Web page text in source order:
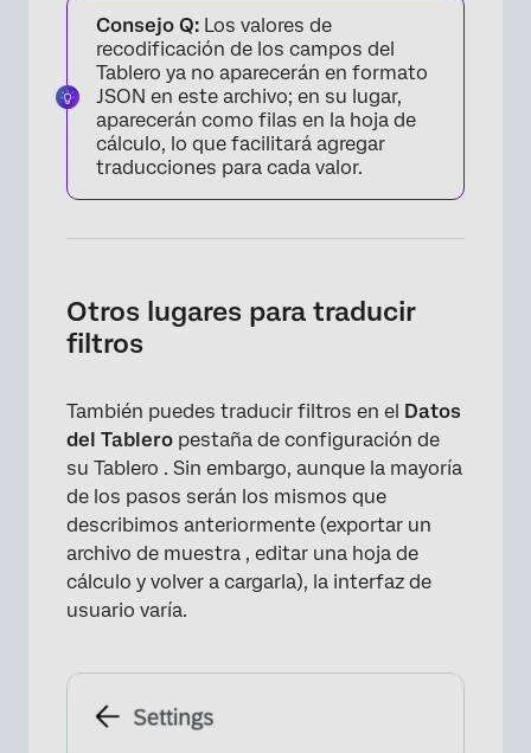
Consejo Q: Los valores de
recodificación de los campos del
Tablero ya no aparecerán en formato
JSON en este archivo; en su lugar,
aparecerán como filas en la hoja de
cálculo, lo que facilitará agregar
traducciones para cada valor.
Otros lugares para traducir
filtros
También puedes traducir filtros en el Datos
del Tablero pestaña de configuración de
su Tablero . Sin embargo, aunque la mayoría
de los pasos serán los mismos que
describimos anteriormente (exportar un
archivo de muestra , editar una hoja de
cálculo y volver a cargarla), la interfaz de
usuario varía.